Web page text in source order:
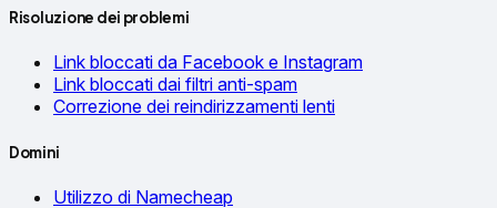
Risoluzione dei problemi
Link bloccati da Facebook e Instagram
Link bloccati dai filtri anti-spam
Correzione dei reindirizzamenti lenti
Domini
Utilizzo di Namecheap